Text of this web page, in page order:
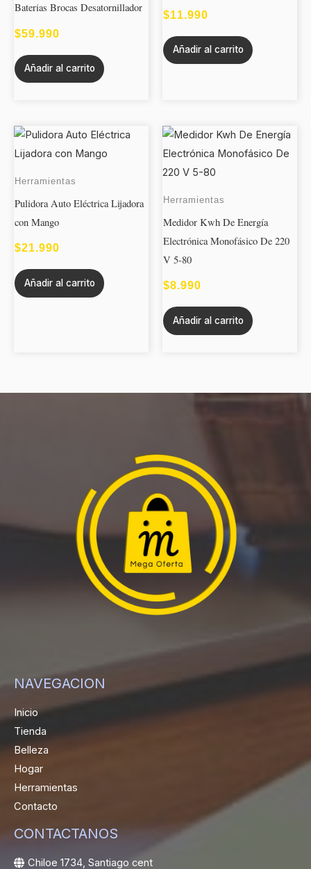
Baterias Brocas Desatornillador
$59.990
Añadir al carrito
$11.990
Añadir al carrito
Herramientas
Pulidora Auto Eléctrica Lijadora
con Mango
$21.990
Añadir al carrito
Herramientas
Medidor Kwh De Energía
Electrónica Monofásico De 220
V 5-80
$8.990
Añadir al carrito
NAVEGACION
Inicio
Tienda
Belleza
Hogar
Herramientas
Contacto
CONTACTANOS
Chiloe 1734, Santiago cent